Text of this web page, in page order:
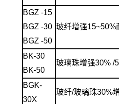
BGZ -15
BGZ -30
BGZ -50
玻纤增强15~50%
BK-30
BK-50
玻璃珠增强30% /
BGK-
30X
玻纤/玻璃珠30%